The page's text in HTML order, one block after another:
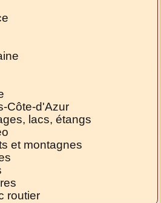
Côte-d'Azur
lacs, étangs
et montagnes
routier